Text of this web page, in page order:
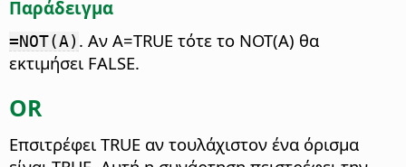
Παράδειγμα
=NOT(A) . Αν A=TRUE τότε το NOT(A) θα
εκτιμήσει FALSE.
OR
Επσιτρέφει TRUE αν τουλάχιστον ένα όρισμα